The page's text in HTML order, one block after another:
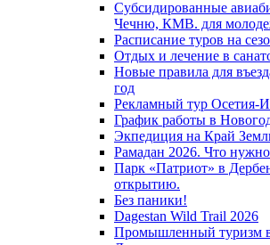
Субсидированные
Чечню, КМВ. для
Расписание туров на
Отдых и лечение в
Новые правила для
год
Рекламный тур Осетия-
График работы в
Экпедиция на Край
Рамадан 2026. Что нужно
Парк «Патриот» в
открытию.
Без паники!
Dagestan Wild Trail 2026
Промышленный туризм